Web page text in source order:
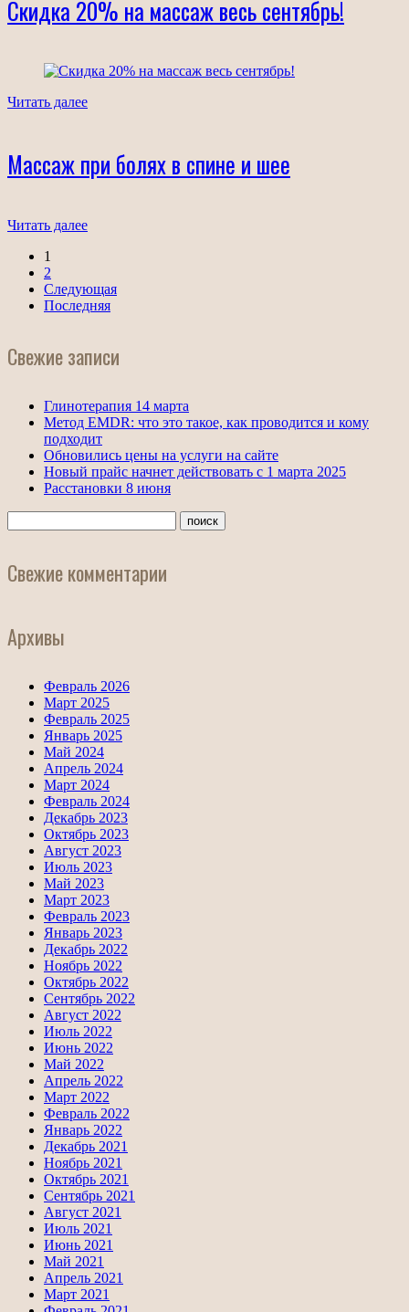
Скидка 20% на массаж весь сентябрь!
Читать далее
Массаж при болях в спине и шее
Читать далее
1
2
Следующая
Последняя
Свежие записи
Глинотерапия 14 марта
Метод EMDR: что это такое, как проводится и кому
подходит
Обновились цены на услуги на сайте
Новый прайс начнет действовать с 1 марта 2025
Расстановки 8 июня
Свежие комментарии
Архивы
Февраль 2026
Март 2025
Февраль 2025
Январь 2025
Май 2024
Апрель 2024
Март 2024
Февраль 2024
Декабрь 2023
Октябрь 2023
Август 2023
Июль 2023
Май 2023
Март 2023
Февраль 2023
Январь 2023
Декабрь 2022
Ноябрь 2022
Октябрь 2022
Сентябрь 2022
Август 2022
Июль 2022
Июнь 2022
Май 2022
Апрель 2022
Март 2022
Февраль 2022
Январь 2022
Декабрь 2021
Ноябрь 2021
Октябрь 2021
Сентябрь 2021
Август 2021
Июль 2021
Июнь 2021
Май 2021
Апрель 2021
Март 2021